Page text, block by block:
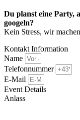
Du planst eine Party,
googeln?
Kein Stress, wir
Kontakt Information
Name
Telefonnummer
E-Mail
Event Details
Anlass